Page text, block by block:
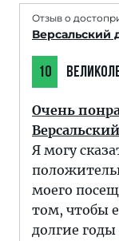
Отзыв о
Версальский
10
Очень
Я могу
моего
том, чтобы
долгие